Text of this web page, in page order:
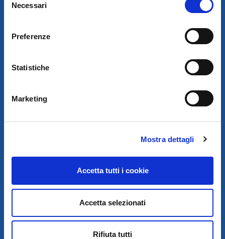
delNecessari
Preferenze
Statistiche
Marketing
Mostra dettagli
Accetta tutti i cookie
Accetta selezionati
Rifiuta tutti
SOCIETÀ SOGGETTA A DIREZIONE E COORDINAMENTO DI
VIA NEWTON 12 – 20016 PERO (MI)
COD. FISCALE, NUMERO ISCRIZ. R.I. DI MILANO, MONZA BRIANZA,
SDI:
W7YVJK9 - PEC: AUTODISITALIA@LEGALMAIL.IT
PRIVACY E COOKIE POLICY
Privacy e Trattamento dei dati personali